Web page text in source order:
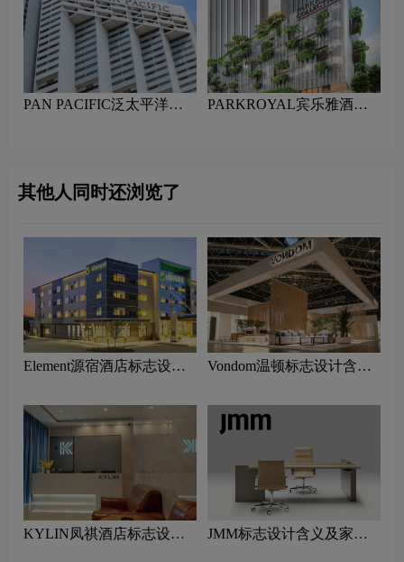
PAN PACIFIC泛太平洋酒
PARKROYAL宾乐雅酒店
其他人同时还浏览了
Element源宿酒店标志设计
Vondom温顿标志设计含义
KYLIN凤祺酒店标志设计
JMM标志设计含义及家具